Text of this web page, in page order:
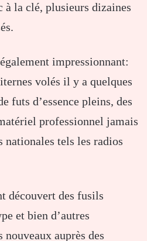
à la clé, plusieurs dizaines
impressionnant:
volés il y a quelques
futs d’essence pleins, des
professionnel jamais
nationales tels les radios
découvert des fusils
et bien d’autres
auprès des